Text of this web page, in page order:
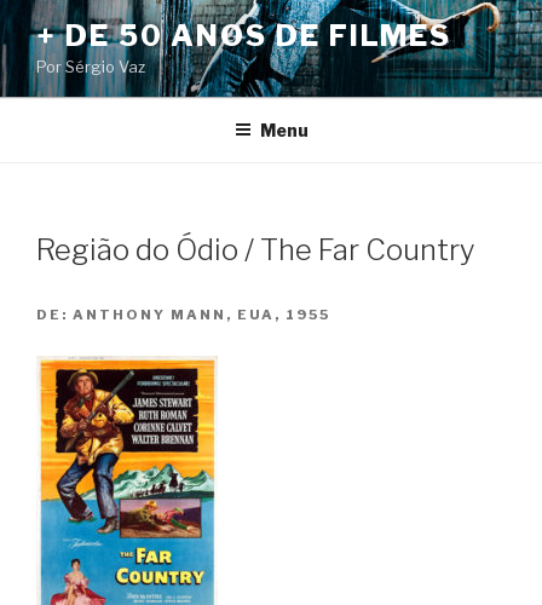
Pular
para
o
conteúdo
+ DE 50 ANOS DE FILMES
Por Sérgio Vaz
Menu
Região do Ódio / The Far Country
DE: ANTHONY MANN, EUA, 1955